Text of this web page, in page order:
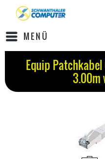
MENÜ
Equip Patchkabel
3.00m